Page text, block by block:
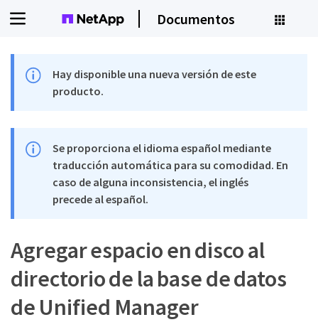
Documentos
Hay disponible una nueva versión de este
producto.
Se proporciona el idioma español mediante
traducción automática para su comodidad. En
caso de alguna inconsistencia, el inglés
precede al español.
Agregar espacio en disco al
directorio de la base de datos
de Unified Manager